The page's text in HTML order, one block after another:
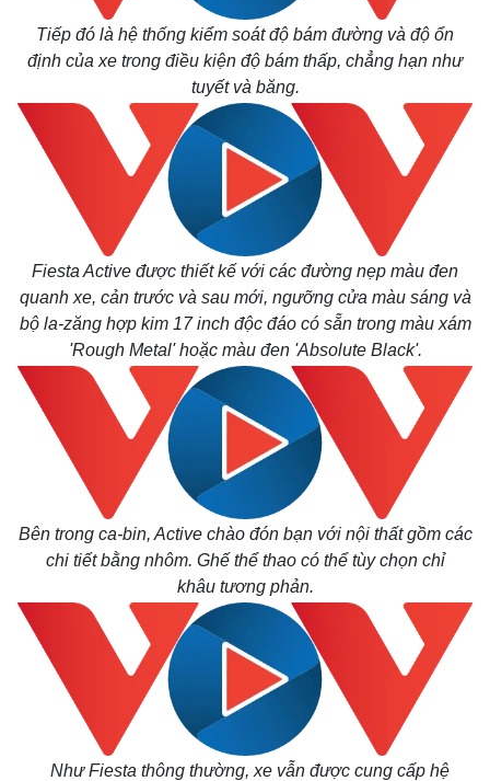
Tiếp đó là hệ thống kiểm soát độ bám đường và độ ổn
định của xe trong điều kiện độ bám thấp, chẳng hạn như
tuyết và băng.
Fiesta Active được thiết kế với các đường nẹp màu đen
quanh xe, cản trước và sau mới, ngưỡng cửa màu sáng và
bộ la-zăng hợp kim 17 inch độc đáo có sẵn trong màu xám
'Rough Metal' hoặc màu đen 'Absolute Black'.
Bên trong ca-bin, Active chào đón bạn với nội thất gồm các
chi tiết bằng nhôm. Ghế thể thao có thể tùy chọn chỉ
khâu tương phản.
Như Fiesta thông thường, xe vẫn được cung cấp hệ